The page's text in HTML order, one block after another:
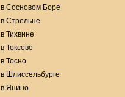
в Сосновом Боре
в Стрельне
в Тихвине
в Токсово
в Тосно
в Шлиссельбурге
в Янино